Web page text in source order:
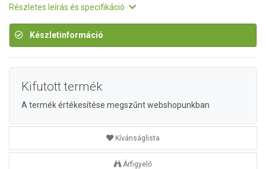
Részletes leírás és specifikáció
Készletinformáció
Kifutott termék
A termék értékesítése megszűnt webshopunkban
Kívánságlista
Árfigyelő